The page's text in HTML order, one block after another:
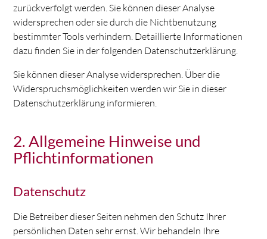
zurückverfolgt werden. Sie können dieser Analyse
widersprechen oder sie durch die Nichtbenutzung
bestimmter Tools verhindern. Detaillierte Informationen
dazu finden Sie in der folgenden Datenschutzerklärung.
Sie können dieser Analyse widersprechen. Über die
Widerspruchsmöglichkeiten werden wir Sie in dieser
Datenschutzerklärung informieren.
2. Allgemeine Hinweise und
Pflichtinformationen
Datenschutz
Die Betreiber dieser Seiten nehmen den Schutz Ihrer
persönlichen Daten sehr ernst. Wir behandeln Ihre